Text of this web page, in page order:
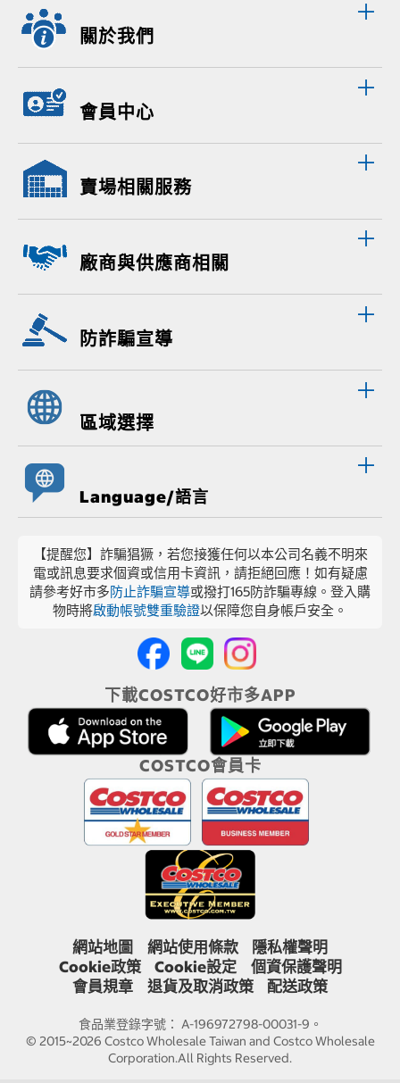
關於我們
會員中心
賣場相關服務
廠商與供應商相關
防詐騙宣導
區域選擇
Language/語言
【提醒您】詐騙猖獗，若您接獲任何以本公司名義不明來
電或訊息要求個資或信用卡資訊，請拒絕回應！如有疑慮
請參考好市多防止詐騙宣導或撥打165防詐騙專線。登入購
物時將啟動帳號雙重驗證以保障您自身帳戶安全。
下載COSTCO好市多APP
COSTCO會員卡
網站地圖 網站使用條款
隱私權聲明
Cookie政策
Cookie設定
個資保護聲明
會員規章
退貨及取消政策 配送政策
食品業登錄字號： A-196972798-00031-9。
© 2015~2026 Costco Wholesale Taiwan and Costco Wholesale
Corporation.All Rights Reserved.